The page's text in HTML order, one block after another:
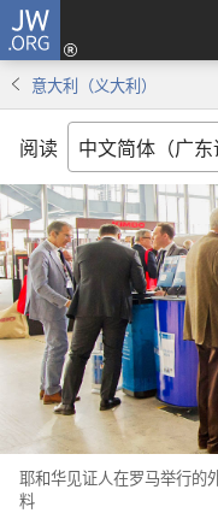
JW.ORG
意大利（义大利）
阅读
耶和华见证人在罗马举行的
料